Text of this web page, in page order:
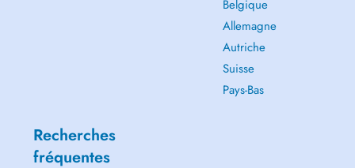
Belgique
Allemagne
Autriche
Suisse
Pays-Bas
Recherches
fréquentes